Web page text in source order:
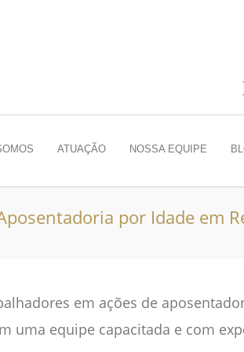
ATUAÇÃO NOSSA EQUIPE
por Idade em
em ações de
uma equipe capacitada e com